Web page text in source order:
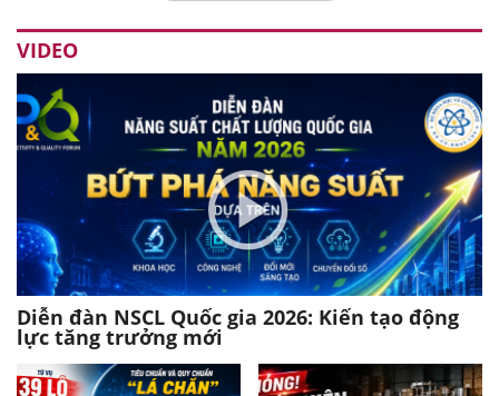
VIDEO
Diễn đàn NSCL Quốc gia 2026: Kiến tạo động
lực tăng trưởng mới